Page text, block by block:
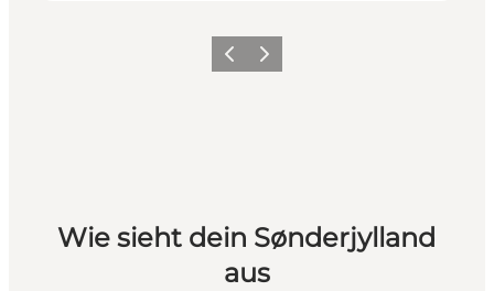
ZurückWeiter
Wie sieht dein Sønderjylland
aus